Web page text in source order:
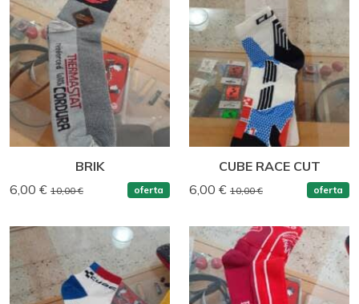
BRIK
6,00 € 10,00 € oferta
CUBE RACE CUT
6,00 € 10,00 € oferta